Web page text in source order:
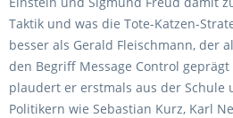
Taktik und was die Tote-Katzen-
besser als Gerald Fleischmann, der
den Begriff Message Control
plaudert er erstmals aus der Schule
Politikern wie Sebastian Kurz, Karl